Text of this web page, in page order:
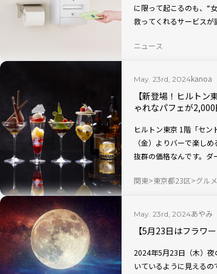
に限って起こるのも、“
救ってくれるサービス
しょうか。「トレルナサ
ニュース
May. 23rd, 2024kanoa
【新登場！ヒルト
ゃれなパフェが2,000
ヒルトン東京 1階「セン
（金）よりバーで楽し
抜群の価格なんです。ダ
ディーなバーの雰囲気を
関東 東京都23区 グルメ
May. 23rd, 2024あやみ
【5月23日はフラワ
2024年5月23日（木）
いているように見える